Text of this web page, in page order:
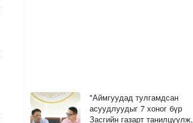
"Аймгуудад тулгамдсан
асуудлуудыг 7 хоног бүр
Засгийн газарт танилцуулж,